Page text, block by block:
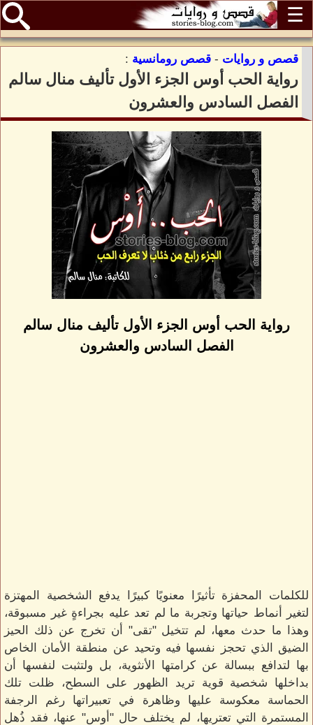
☰
قصص و روايات - قصص رومانسية :
رواية الحب أوس الجزء الأول تأليف منال سالم
الفصل السادس والعشرون
رواية الحب أوس الجزء الأول تأليف منال سالم
الفصل السادس والعشرون
للكلمات المحفزة تأثيرًا معنويًا كبيرًا يدفع الشخصية المهتزة
لتغير أنماط حياتها وتجربة ما لم تعد عليه بجراءةٍ غير مسبوقة،
وهذا ما حدث معها، لم تتخيل "تقى" أن تخرج عن ذلك الحيز
الضيق الذي تحجز نفسها فيه وتحيد عن منطقة الأمان الخاص
بها لتدافع ببسالة عن كرامتها الأنثوية، بل ولتثبت لنفسها أن
بداخلها شخصية قوية تريد الظهور على السطح، ظلت تلك
الحماسة معكوسة عليها وظاهرة في تعبيراتها رغم الرجفة
المستمرة التي تعتريها، لم يختلف حال "أوس" عنها، فقد ذُهل